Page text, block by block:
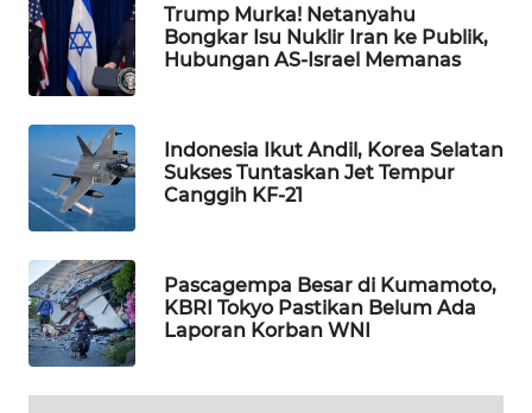
Trump Murka! Netanyahu
Bongkar Isu Nuklir Iran ke Publik,
Hubungan AS-Israel Memanas
Indonesia Ikut Andil, Korea Selatan
Sukses Tuntaskan Jet Tempur
Canggih KF-21
Pascagempa Besar di Kumamoto,
KBRI Tokyo Pastikan Belum Ada
Laporan Korban WNI
WAHANA
UMKM
SELEB
WAHANA
PERSONA
WAHANA
OTOMOTIF
WAHANA
HEALTH